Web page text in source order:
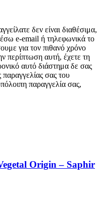
δεν είναι διαθέσιμα,
e-email ή τηλεφωνικά το
για τον πιθανό χρόνο
περίπτωση αυτή, έχετε τη
αυτό διάστημα δε σας
παραγγελίας σας του
παραγγελία σας,
Origin – Saphir